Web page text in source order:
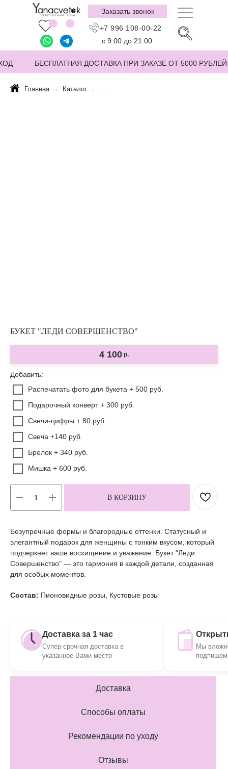
+7 996 108-00-22
Заказать звонок
БЕСПЛАТНАЯ ДОСТАВКА ПРИ ЗАКАЗЕ ОТ 5000 РУБЛЕЙ
с 9:00 до 21:00
Главная → Каталог → ...
БУКЕТ "ЛЕДИ СОВЕРШЕНСТВО"
4 100 р.
Добавить:
Распечатать фото для букета + 500 руб.
Подарочный конверт + 300 руб.
Свечи-цифры + 80 руб.
Свеча +140 руб.
Брелок + 340 руб.
Мишка + 600 руб.
В КОРЗИНУ
Безупречные формы и благородные оттенки. Статусный и
элегантный подарок для женщины с тонким вкусом, который
подчеркнет ваше восхищение и уважение. Букет "Леди
Совершенство" — это гармония в каждой детали, созданная
для особых моментов.
Состав: Пионовидные розы, Кустовые розы
Доставка за 1 час
Супер-срочная доставка в
указанное Вами место
Мы
Доставка
Способы оплаты
Рекомендации по уходу
Отзывы